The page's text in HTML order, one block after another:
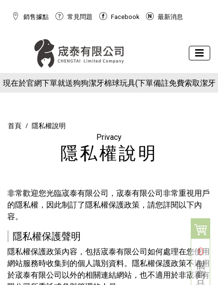
0
個
商
銷售據點 常見問題 Facebook 最新消息
博覽會
現在於官網下單就送狗狗潔牙棉球玩具(下單備註免費索取潔牙
首頁 隱私權說明
Privacy
隱私權說明
非常歡迎您光臨宬泰有限公司，宬泰有限公司非常重視用戶
的隱私權，因此制訂了隱私權保護政策，請您詳閱以下內
容。
隱私權保護聲明
隱私權保護政策內容，包括宬泰有限公司如何處理在您使用
網站服務時收集到的個人識別資料。隱私權保護政策不適用
於宬泰有限公司以外的相關連結網站，也不適用於非宬泰有